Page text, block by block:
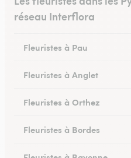
réseau Interflora
Fleuristes à Pau
Fleuristes à Anglet
Fleuristes à Orthez
Fleuristes à Bordes